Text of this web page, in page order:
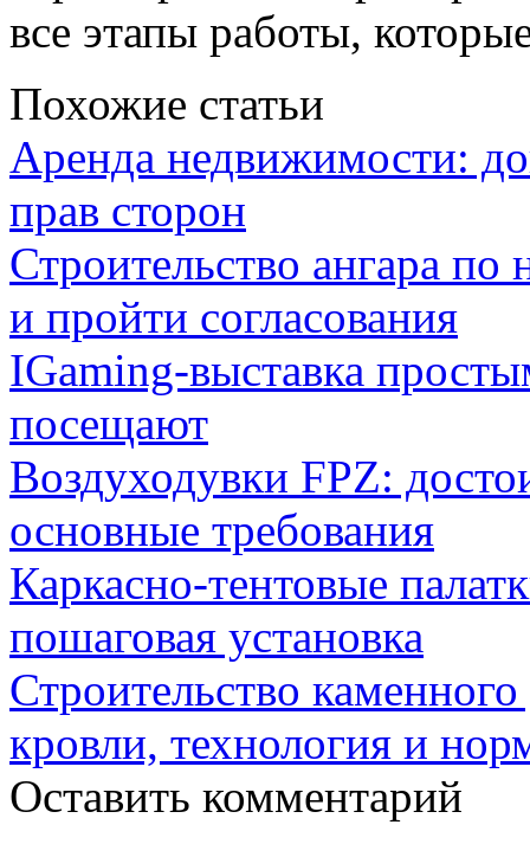
все этапы работы,
Похожие статьи
Аренда недвижимости:
прав сторон
Строительство ангара
и пройти согласования
IGaming-выставка
посещают
Воздуходувки FPZ:
основные требования
Каркасно-тентовые
пошаговая установка
Строительство
кровли, технология и
Оставить комментарий